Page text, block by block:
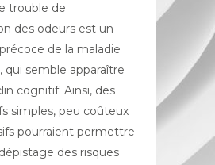
trouble de
des odeurs est un
de la maladie
qui semble apparaître
cognitif. Ainsi, des
simples, peu coûteux
pourraient permettre
des risques